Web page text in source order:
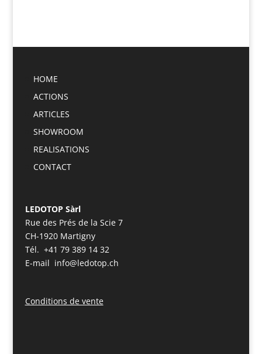
HOME
ACTIONS
ARTICLES
SHOWROOM
REALISATIONS
CONTACT
LEDOTOP Sàrl
Rue des Prés de la Scie 7
CH-1920 Martigny
Tél. +41 79 389 14 32
E-mail info@ledotop.ch
Conditions de vente